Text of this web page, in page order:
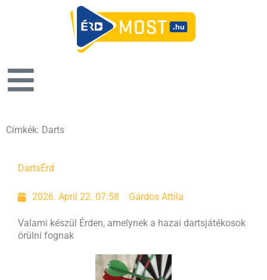
Címkék: Darts
DartsÉrd
2026. April 22. 07:58 Gárdos Attila
Valami készül Érden, amelynek a hazai dartsjátékosok
örülni fognak